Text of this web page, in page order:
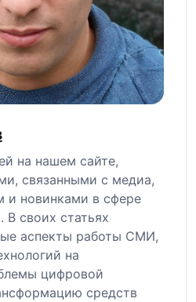
на нашем сайте,
связанными с медиа,
и новинками в сфере
В своих статьях
аспекты работы СМИ,
на
цифровой
средств